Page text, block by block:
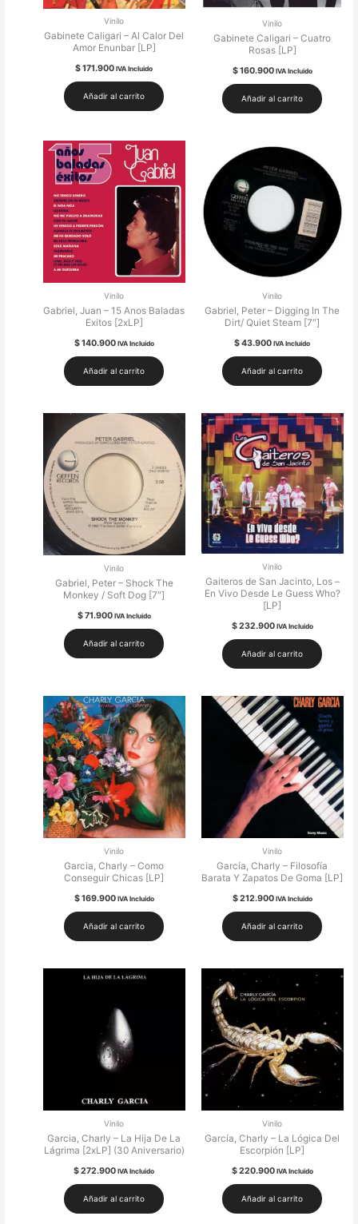
Vinilo
Gabinete Caligari – Al Calor Del
Amor Enunbar [LP]
$171.900 IVA Incluido
Añadir al carrito
Vinilo
Gabinete Caligari – Cuatro
Rosas [LP]
$160.900 IVA Incluido
Añadir al carrito
Vinilo
Gabriel, Juan – 15 Anos Baladas
Exitos [2xLP]
$140.900 IVA Incluido
Añadir al carrito
Vinilo
Gabriel, Peter – Digging In The
Dirt/ Quiet Steam [7″]
$43.900 IVA Incluido
Añadir al carrito
Vinilo
Gabriel, Peter – Shock The
Monkey / Soft Dog [7″]
$71.900 IVA Incluido
Añadir al carrito
Vinilo
Gaiteros de San Jacinto, Los –
En Vivo Desde Le Guess Who?
[LP]
$232.900 IVA Incluido
Añadir al carrito
Vinilo
Garcia, Charly – Como
Conseguir Chicas [LP]
$169.900 IVA Incluido
Añadir al carrito
Vinilo
García, Charly – Filosofía
Barata Y Zapatos De Goma [LP]
$212.900 IVA Incluido
Añadir al carrito
Vinilo
Garcia, Charly – La Hija De La
Lágrima [2xLP] (30 Aniversario)
$272.900 IVA Incluido
Añadir al carrito
Vinilo
García, Charly – La Lógica Del
Escorpión [LP]
$220.900 IVA Incluido
Añadir al carrito